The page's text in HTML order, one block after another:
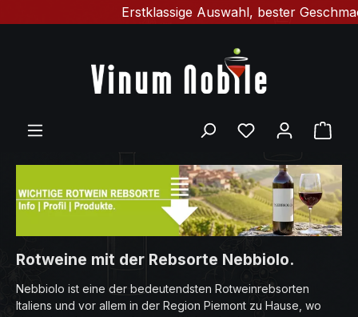
Zum Hauptinhalt springenErstklassige Auswahl, bester Geschmack &
Du hast 0
Rotweine mit der Rebsorte Nebbiolo.
Nebbiolo ist eine der bedeutendsten Rotweinrebsorten
Italiens und vor allem in der Region Piemont zu Hause, wo